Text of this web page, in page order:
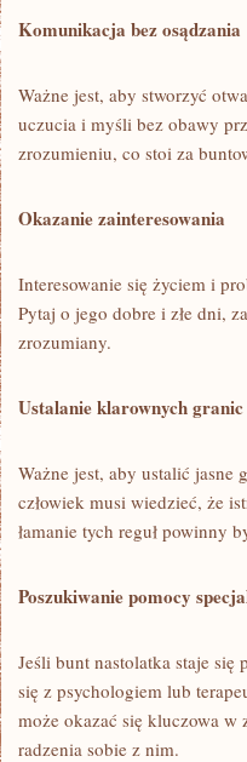
Komunikacja bez osądzania
Ważne jest,​ aby stworzyć
uczucia i myśli ⁣bez obawy
zrozumieniu, co stoi za
Okazanie zainteresowania
Interesowanie się życiem i
Pytaj o jego dobre i złe dni,
zrozumiany.
Ustalanie klarownych granic
Ważne jest, aby ustalić jasne
człowiek musi wiedzieć, że
łamanie tych reguł powinny
Poszukiwanie pomocy
Jeśli bunt nastolatka staje
się z psychologiem lub
może okazać się kluczowa
radzenia sobie⁢ z nim.